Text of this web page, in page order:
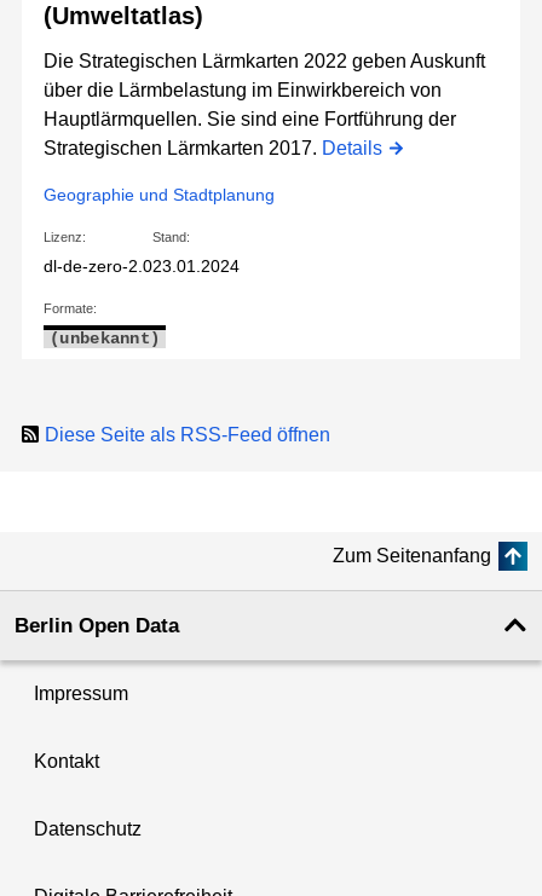
(Umweltatlas)
Die Strategischen Lärmkarten 2022 geben Auskunft
über die Lärmbelastung im Einwirkbereich von
Hauptlärmquellen. Sie sind eine Fortführung der
Strategischen Lärmkarten 2017. Details
Geographie und Stadtplanung
Lizenz:
dl-de-zero-2.0
Stand:
23.01.2024
Formate:
(unbekannt)
Diese Seite als RSS-Feed öffnen
Zum Seitenanfang
Berlin Open Data
Impressum
Kontakt
Datenschutz